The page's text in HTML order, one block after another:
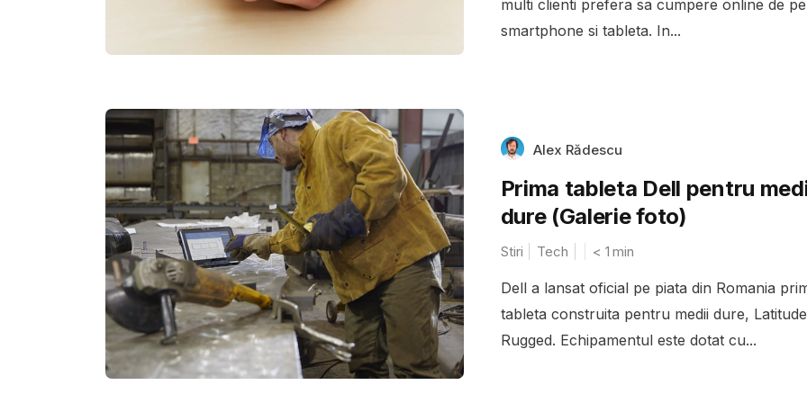
multi clienti prefera sa cumpere online de pe
smartphone si tableta. In...
Alex Rădescu
Prima tableta Dell pentru
dure (Galerie foto)
Stiri Tech < 1 min
Dell a lansat oficial pe piata din Romania
tableta construita pentru medii dure, Latitude
Rugged. Echipamentul este dotat cu...